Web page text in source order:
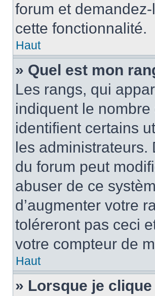
forum et
cette fonctionnalité.
Haut
» Quel est mon
Les rangs, qui
indiquent le
identifient certains
les administrateurs.
du forum peut
abuser de ce
d’augmenter votre
toléreront pas ceci
votre compteur de
Haut
» Lorsque je